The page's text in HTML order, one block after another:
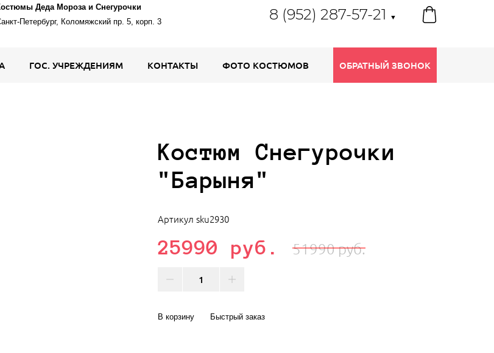
Деда Мороза и Снегурочки
Петербург, Коломяжский пр. 5, корп. 3
8 (952) 287-57-21 ▼
ГОС. УЧРЕЖДЕНИЯМ КОНТАКТЫ ФОТО КОСТЮМОВ ОБРАТНЫЙ ЗВОНОК
Костюм Снегурочки
"Барыня"
Артикул sku2930
25990 руб. 51990 руб.
В корзину Быстрый заказ